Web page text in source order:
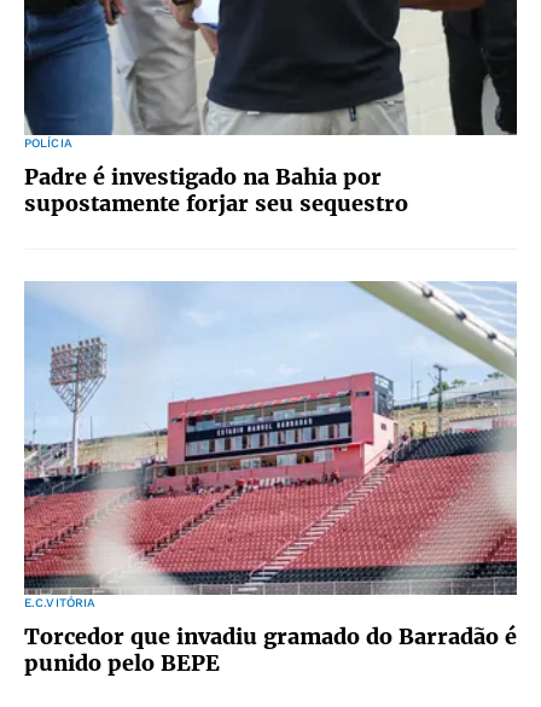
POLÍCIA
Padre é investigado na Bahia por
supostamente forjar seu sequestro
E.C.VITÓRIA
Torcedor que invadiu gramado do Barradão é
punido pelo BEPE